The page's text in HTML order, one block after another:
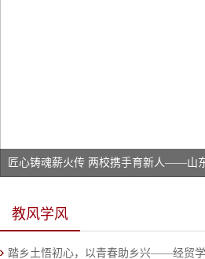
匠心铸魂薪火传 两校携手育新人——山
教风学风
踏乡土悟初心，以青春助乡兴——经贸